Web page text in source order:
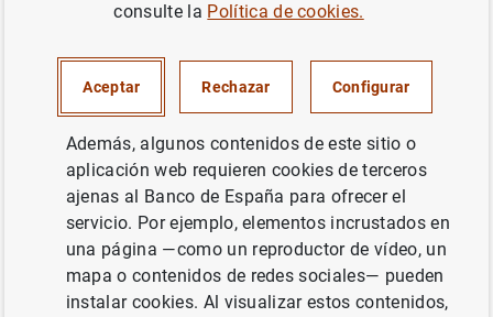
hasta el 30 de junio de 2020
ESPAÑA SUPERVISIÓN PRUDENCIAL, MUS
SISTEMA MONETARIO Y FINANCIERO
consulte la Política de cookies.
Aceptar Rechazar Configurar
Además, algunos contenidos de este sitio o
aplicación web requieren cookies de terceros
ajenas al Banco de España para ofrecer el
servicio. Por ejemplo, elementos incrustados en
una página —como un reproductor de vídeo, un
mapa o contenidos de redes sociales— pueden
instalar cookies. Al visualizar estos contenidos,